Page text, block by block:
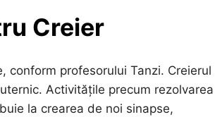
Creier
conform profesorului Tanzi. Creierul
Activitățile precum rezolvarea
la crearea de noi sinapse,